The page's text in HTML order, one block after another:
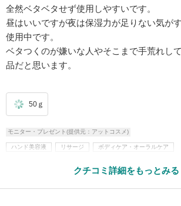
全然ベタベタせず使用しやすいです。
昼はいいですが夜は保湿力が足りない気が
使用中です。
ベタつくのが嫌いな人やそこまで手荒れし
品だと思います。
50ｇ
モニター・プレゼント(提供元：アットコスメ)
ハンド美容液 リサージ ボディケア・オーラルケア
クチコミ詳細をもっとみる